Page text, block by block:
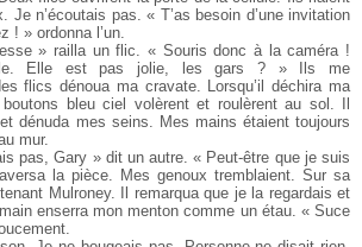
Je n’écoutais pas. « T’as besoin d’une invitation
! » ordonna l’un.
» railla un flic. « Souris donc à la caméra !
Elle est pas jolie, les gars ? » Ils me
flics dénoua ma cravate. Lorsqu’il déchira ma
bleu ciel volèrent et roulèrent au sol. Il
dénuda mes seins. Mes mains étaient toujours
mur.
pas, Gary » dit un autre. « Peut-être que je suis
la pièce. Mes genoux tremblaient. Sur sa
Mulroney. Il remarqua que je la regardais et
enserra mon menton comme un étau. « Suce